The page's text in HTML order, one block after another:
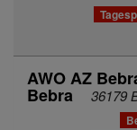
AWO AZ
Bebra 36179